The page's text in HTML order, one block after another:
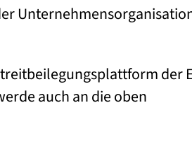
der
auch an die oben